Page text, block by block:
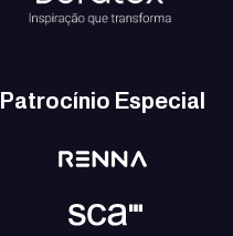
Patrocínio Especial